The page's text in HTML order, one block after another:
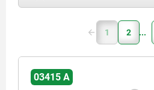
1 2
03415 A